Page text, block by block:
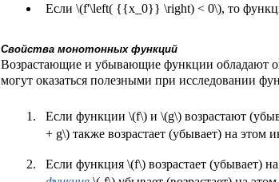
Если \(f'\left( {{x_0}} \right) < 0\), то
Свойства монотонных функций
Возрастающие и убывающие функции обладают
могут оказаться полезными при исследовании
Если функции \(f\) и \(g\) возрастают
+ g\) также возрастает (убывает) на этом
Если функция \(f\) возрастает (убывает)